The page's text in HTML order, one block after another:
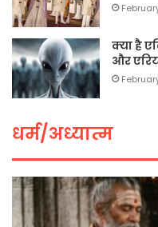
क्या है
और
धर्म/अध्यात्म